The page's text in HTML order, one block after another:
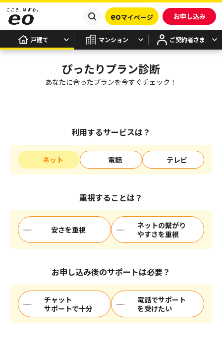
eoマイページ お申し込み
戸建て マンション ご契約者さま
ぴったりプラン診断
あなたに合ったプランを今すぐチェック！
利用するサービスは？
ネット 電話 テレビ
重視することは？
安さを重視
ネットの繋がり
やすさを重視
お申し込み後のサポートは必要？
チャット
サポートで十分
電話でサポート
を受けたい